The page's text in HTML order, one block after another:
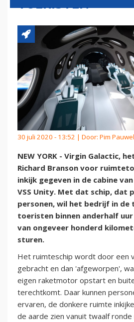
30 juli 2020 - 13:52 | Door: Pim
NEW YORK - Virgin Galactic,
Richard Branson voor
inkijk gegeven in de cabine
VSS Unity. Met dat schip, dat
personen, wil het bedrijf in de
toeristen binnen anderhalf
van ongeveer honderd
sturen.
Het ruimteschip wordt door een
gebracht en dan 'afgeworpen',
eigen raketmotor opstart en
terechtkomt. Daar kunnen
ervaren, de donkere ruimte
de aarde zien vanuit twaalf ronde